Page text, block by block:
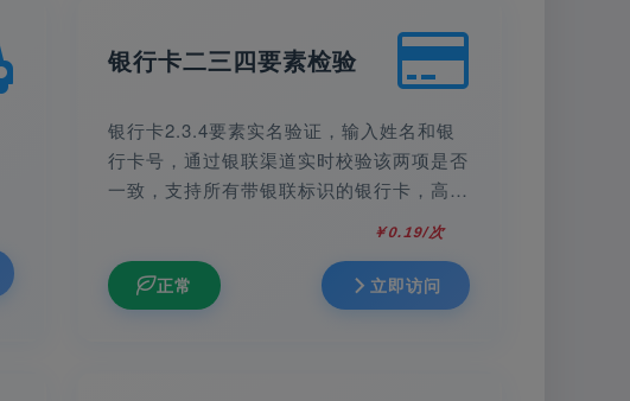
银行卡二三四要素检验
银行卡2.3.4要素实名验证，输入姓名和银
行卡号，通过银联渠道实时校验该两项是否
一致，支持所有带银联标识的银行卡，高准
确性-验证结果实时返回，准确率达99%。
￥0.19/次
正常 立即访问